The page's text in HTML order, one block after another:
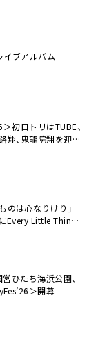
イブアルバム
＞初日トリはTUBE、
翔、鬼龍院翔を迎え
らぜひ一緒に歌っ
のは心なりけり」
Every Little Thing・
ひたち海浜公園、
＞開幕